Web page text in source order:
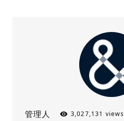
管理人 3,027,131 views